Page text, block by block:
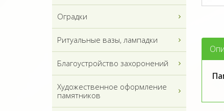
Оградки
Ритуальные вазы, лампадки
Благоустройство захоронений
Художественное оформление
памятников